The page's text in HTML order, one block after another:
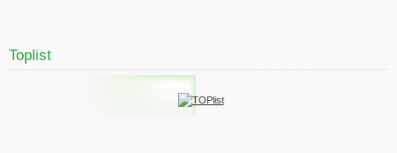
Toplist